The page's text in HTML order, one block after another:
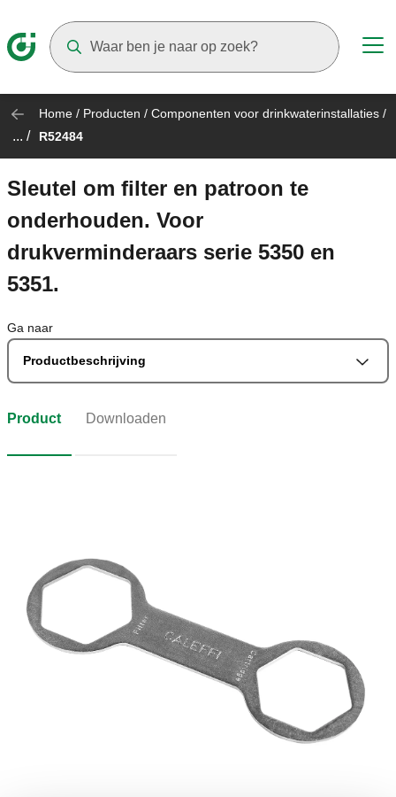
Home / Producten / Componenten voor drinkwaterinstallaties /
... / R52484
Sleutel om filter en patroon te
onderhouden. Voor
drukverminderaars serie 5350 en
5351.
Ga naar
Productbeschrijving
Product Downloaden